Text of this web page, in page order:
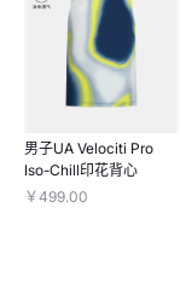
男子UA Velociti Pro
Iso-Chill印花背心
￥499.00